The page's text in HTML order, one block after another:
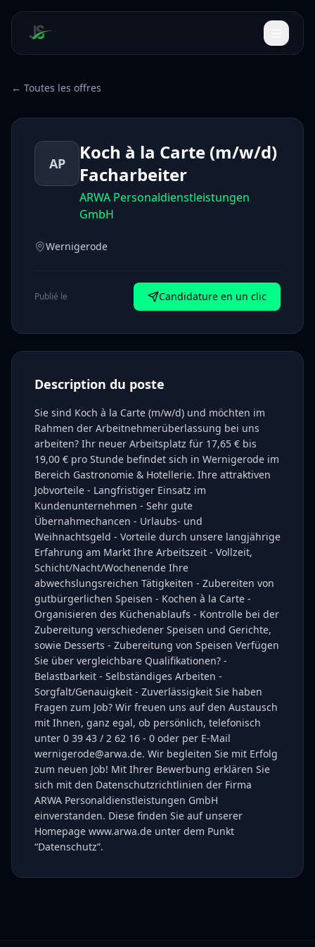
← Toutes les offres
AP
Koch à la Carte (m/w/d)
Facharbeiter
ARWA Personaldienstleistungen
GmbH
Wernigerode
Publié le Candidature en un clic
Description du poste
Sie sind Koch à la Carte (m/w/d) und möchten im
Rahmen der Arbeitnehmerüberlassung bei uns
arbeiten? Ihr neuer Arbeitsplatz für 17,65 € bis
19,00 € pro Stunde befindet sich in Wernigerode im
Bereich Gastronomie & Hotellerie. Ihre attraktiven
Jobvorteile - Langfristiger Einsatz im
Kundenunternehmen - Sehr gute
Übernahmechancen - Urlaubs- und
Weihnachtsgeld - Vorteile durch unsere langjährige
Erfahrung am Markt Ihre Arbeitszeit - Vollzeit,
Schicht/Nacht/Wochenende Ihre
abwechslungsreichen Tätigkeiten - Zubereiten von
gutbürgerlichen Speisen - Kochen à la Carte -
Organisieren des Küchenablaufs - Kontrolle bei der
Zubereitung verschiedener Speisen und Gerichte,
sowie Desserts - Zubereitung von Speisen Verfügen
Sie über vergleichbare Qualifikationen? -
Belastbarkeit - Selbständiges Arbeiten -
Sorgfalt/Genauigkeit - Zuverlässigkeit Sie haben
Fragen zum Job? Wir freuen uns auf den Austausch
mit Ihnen, ganz egal, ob persönlich, telefonisch
unter 0 39 43 / 2 62 16 - 0 oder per E-Mail
wernigerode@arwa.de. Wir begleiten Sie mit Erfolg
zum neuen Job! Mit Ihrer Bewerbung erklären Sie
sich mit den Datenschutzrichtlinien der Firma
ARWA Personaldienstleistungen GmbH
einverstanden. Diese finden Sie auf unserer
Homepage www.arwa.de unter dem Punkt
“Datenschutz”.